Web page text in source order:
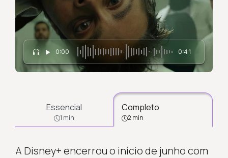
0:00 0:41
Essencial
1 min
Completo
2 min
A Disney+ encerrou o início de junho com